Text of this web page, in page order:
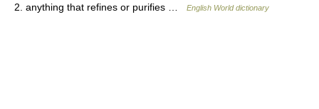
2. anything that refines or purifies …
English World dictionary